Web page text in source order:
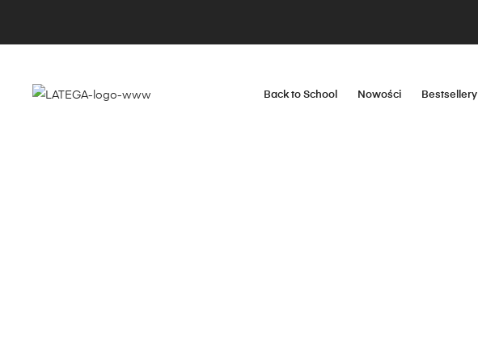
Back to School Nowości Bestsellery